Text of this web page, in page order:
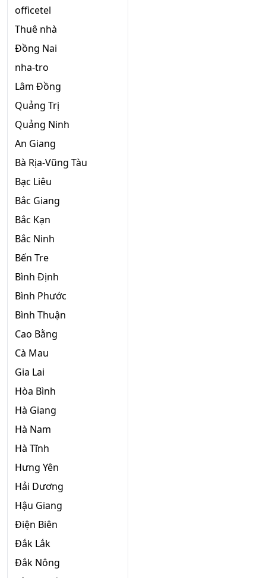
officetel
Thuê nhà
Đồng Nai
nha-tro
Lâm Đồng
Quảng Trị
Quảng Ninh
An Giang
Bà Rịa-Vũng Tàu
Bạc Liêu
Bắc Giang
Bắc Kạn
Bắc Ninh
Bến Tre
Bình Định
Bình Phước
Bình Thuận
Cao Bằng
Cà Mau
Gia Lai
Hòa Bình
Hà Giang
Hà Nam
Hà Tĩnh
Hưng Yên
Hải Dương
Hậu Giang
Điện Biên
Đắk Lắk
Đắk Nông